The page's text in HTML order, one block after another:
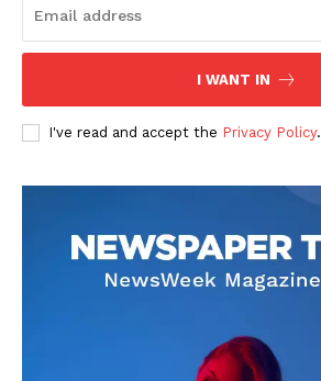
I WANT IN
I've read and accept the Privacy Policy.